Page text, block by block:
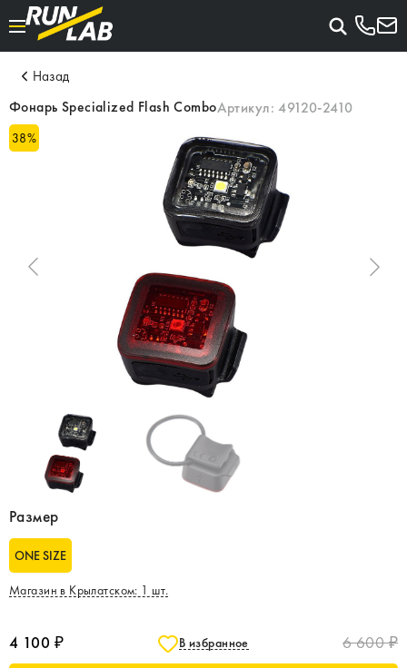
Назад
Фонарь Specialized Flash ComboАртикул:49120-2410
38%
Размер
ONE SIZE
Магазин в Крылатском: 1 шт.
4 100 ₽ В избранное 6 600 ₽